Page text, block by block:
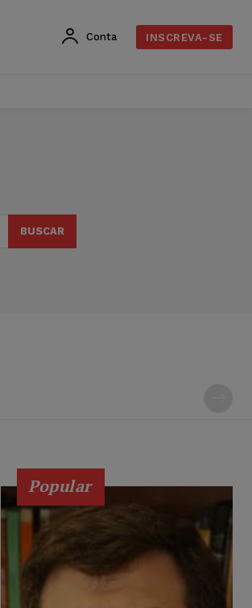
Conta INSCREVA-SE
BUSCAR
Popular